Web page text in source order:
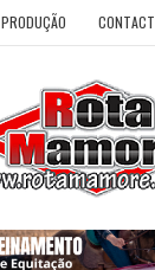
PRODUÇÃO CONTACT